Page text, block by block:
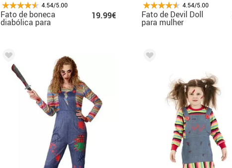
4.54/5.00
Fato de boneca
diabólica para
19.99€
4.54/5.00
Fato de Devil Doll
para mulher